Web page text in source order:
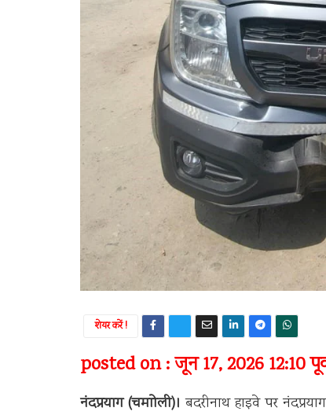
शेयर करें !
posted on : जून 17, 2026 12:10
नंदप्रयाग (चमाोली)। बदरीनाथ हाइवे पर